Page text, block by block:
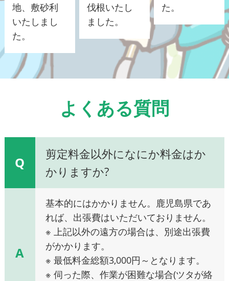
地、敷砂利
いたしまし
た。
伐根いたし
ました。
た。
よくある質問
Q
剪定料金以外になにか料金はか
かりますか?
A
基本的にはかかりません。鹿児島県であ
れば、出張費はいただいておりません。
※ 上記以外の遠方の場合は、別途出張費
がかかります。
※ 最低料金総額3,000円～となります。
※ 伺った際、作業が困難な場合(ツタが絡